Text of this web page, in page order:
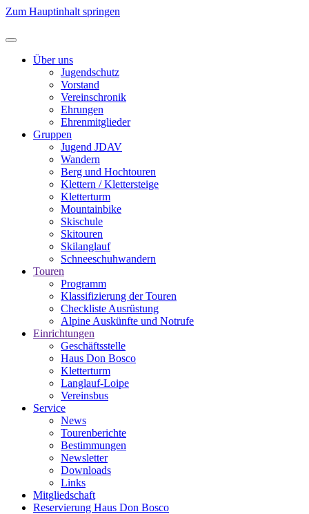
Zum Hauptinhalt springen
Über uns
Jugendschutz
Vorstand
Vereinschronik
Ehrungen
Ehrenmitglieder
Gruppen
Jugend JDAV
Wandern
Berg und Hochtouren
Klettern / Klettersteige
Kletterturm
Mountainbike
Skischule
Skitouren
Skilanglauf
Schneeschuhwandern
Touren
Programm
Klassifizierung der Touren
Checkliste Ausrüstung
Alpine Auskünfte und Notrufe
Einrichtungen
Geschäftsstelle
Haus Don Bosco
Kletterturm
Langlauf-Loipe
Vereinsbus
Service
News
Tourenberichte
Bestimmungen
Newsletter
Downloads
Links
Mitgliedschaft
Reservierung Haus Don Bosco